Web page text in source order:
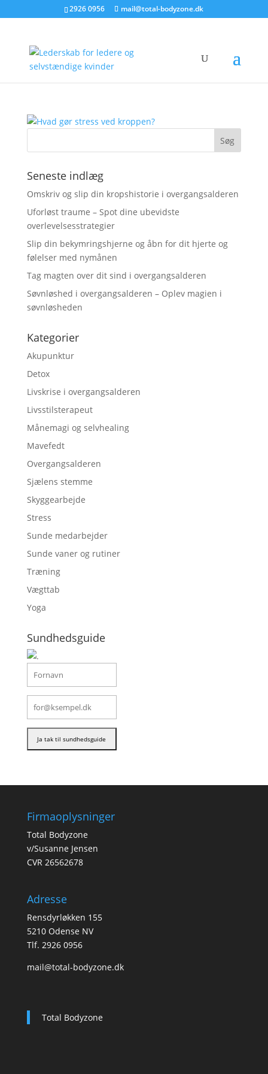
2926 0956 mail@total-bodyzone.dk
Seneste indlæg
Omskriv og slip din kropshistorie i overgangsalderen
Uforløst traume – Spot dine ubevidste
overlevelsesstrategier
Slip din bekymringshjerne og åbn for dit hjerte og
følelser med nymånen
Tag magten over dit sind i overgangsalderen
Søvnløshed i overgangsalderen – Oplev magien i
søvnløsheden
Kategorier
Akupunktur
Detox
Livskrise i overgangsalderen
Livsstilsterapeut
Månemagi og selvhealing
Mavefedt
Overgangsalderen
Sjælens stemme
Skyggearbejde
Stress
Sunde medarbejder
Sunde vaner og rutiner
Træning
Vægttab
Yoga
Sundhedsguide
Firmaoplysninger
Total Bodyzone
v/Susanne Jensen
CVR 26562678
Adresse
Rensdyrløkken 155
5210 Odense NV
Tlf. 2926 0956
mail@total-bodyzone.dk
Total Bodyzone